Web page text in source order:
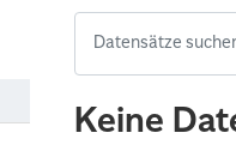
Keine